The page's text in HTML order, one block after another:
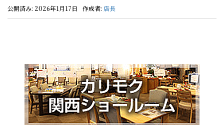
公開済み: 2026年1月17日 作成者: 店長